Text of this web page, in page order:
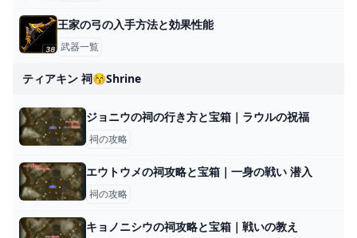
王家の弓の入手方法と効果性能
武器一覧
ティアキン 祠😚shrine
ジョニウの祠の行き方と宝箱｜ラウルの祝福
祠の攻略
エウトウメの祠攻略と宝箱｜一身の戦い 潜入
祠の攻略
キョノニシウの祠攻略と宝箱｜戦いの教え